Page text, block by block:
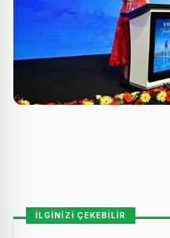
İLGİNİZİ ÇEKEBİLİR